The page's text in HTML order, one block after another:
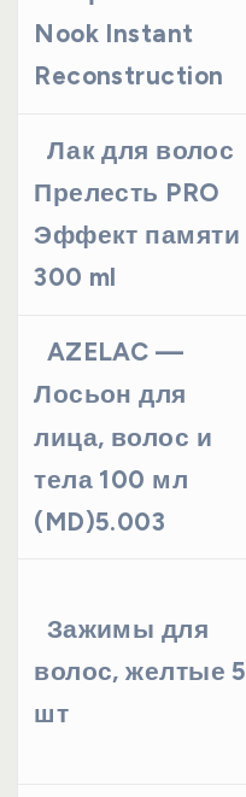
Nook Instant
Reconstruction
Лак для волос
Прелесть PRO
Эффект памяти
300 ml
AZELAC —
Лосьон для
лица, волос и
тела 100 мл
(MD)5.003
Зажимы для
волос, желтые 5
шт